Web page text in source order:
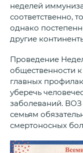
неделей
соответственно,
однако
другие
Проведение
общественности
главных
уберечь
заболеваний. ВОЗ
семьям
смертоносных